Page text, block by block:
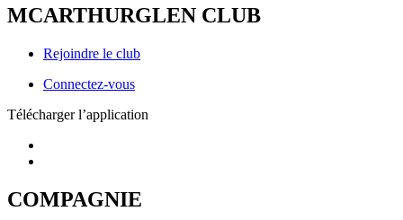
MCARTHURGLEN CLUB
Rejoindre le club
Connectez-vous
Télécharger l’application
COMPAGNIE